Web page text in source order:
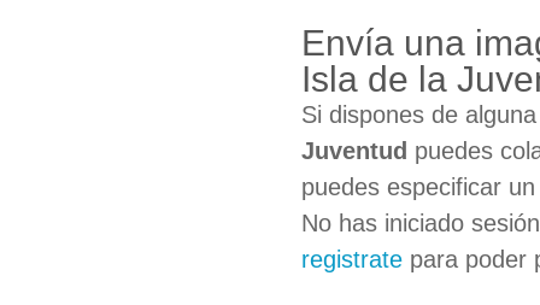
Envía una
Isla de la
Si dispones de
Juventud puedes
puedes especificar
No has iniciado
registrate para poder